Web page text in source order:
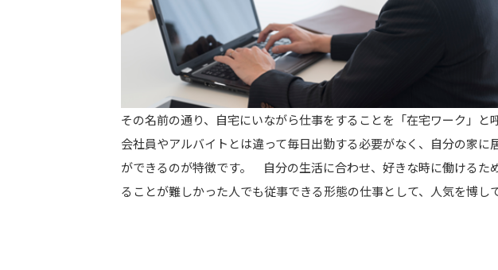
その名前の通り、自宅にいながら仕事をすることを「在宅ワーク」と
会社員やアルバイトとは違って毎日出勤する必要がなく、自分の家に
ができるのが特徴です。 自分の生活に合わせ、好きな時に働けるた
ることが難しかった人でも従事できる形態の仕事として、人気を博し